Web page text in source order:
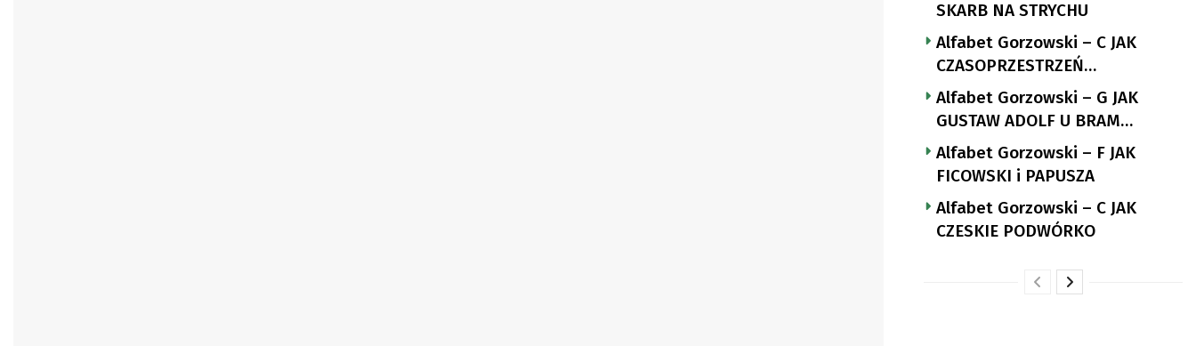
SKARB NA STRYCHU
Alfabet Gorzowski – C JAK
CZASOPRZESTRZEŃ
NUTTGENSA
Alfabet Gorzowski – G JAK
GUSTAW ADOLF U BRAM
LANDSBERGA
Alfabet Gorzowski – F JAK
FICOWSKI i PAPUSZA
Alfabet Gorzowski – C JAK
CZESKIE PODWÓRKO